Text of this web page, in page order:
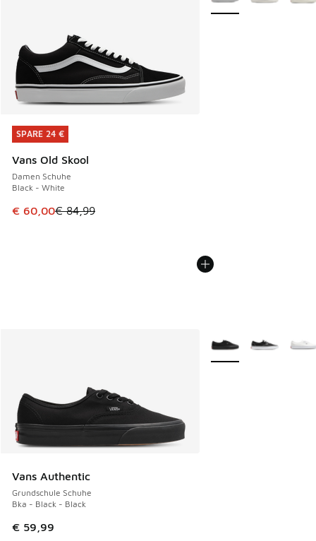
SPARE 24 €
Vans Old Skool
Damen Schuhe
Black - White
Dieser Artikel ist im Sale. Der Preis ist von € 84,99 auf €
€ 60,00€ 84,99
SPARE 24 €
Vans Authentic
Grundschule Schuhe
Bka - Black - Black
€ 59,99
Weitere Farben